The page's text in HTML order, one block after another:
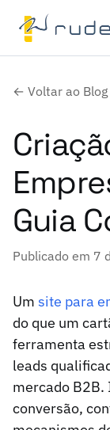
← Voltar ao Blog
Guia
Publicado em 7
Um site para
do que um
ferramenta
leads
mercado B2B.
conversão,